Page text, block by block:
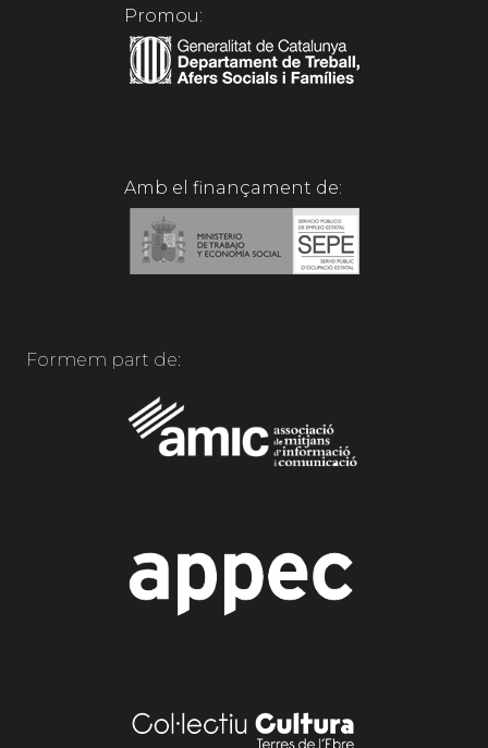
Promou:
Amb el finançament de:
Formem part de: